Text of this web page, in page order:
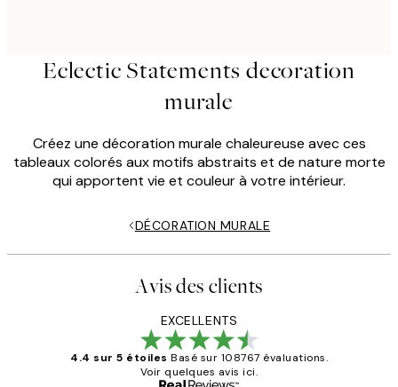
Eclectic Statements decoration
murale
Créez une décoration murale chaleureuse avec ces
tableaux colorés aux motifs abstraits et de nature morte
qui apportent vie et couleur à votre intérieur.
DÉCORATION MURALE
Avis des clients
EXCELLENTS
4.4 sur 5 étoiles Basé sur 108767 évaluations.
Voir quelques avis ici.